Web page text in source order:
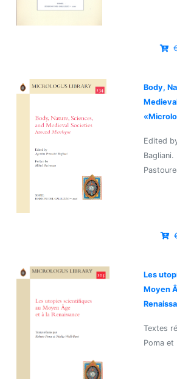
€
Body,
Edited
€
Les
Moyen
Textes
Poma et